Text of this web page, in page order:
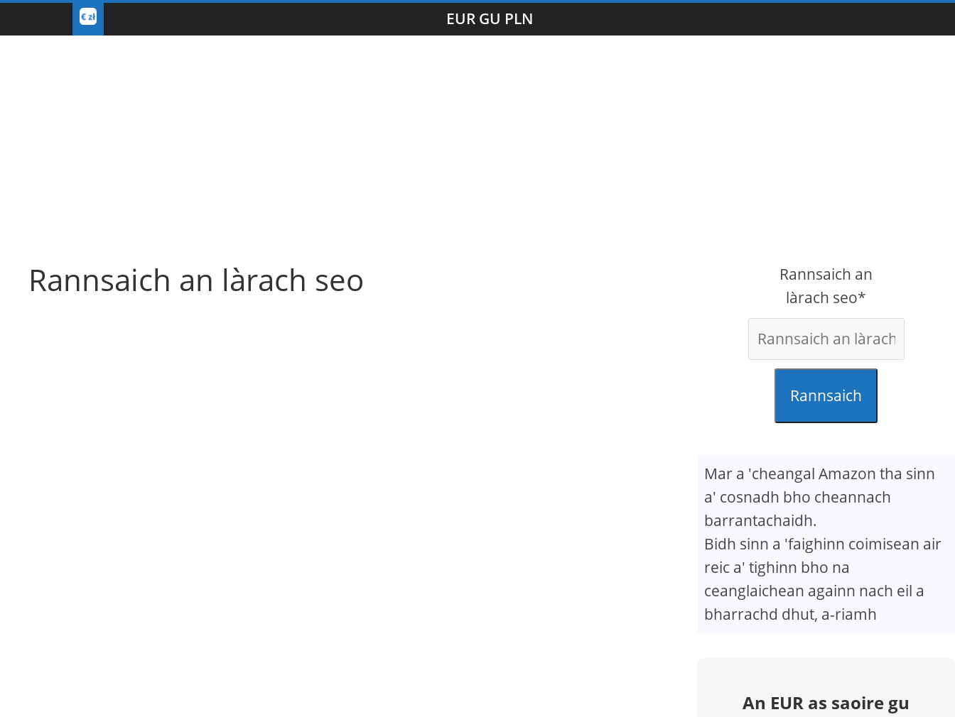
EUR GU PLN
Rannsaich an làrach seo
Rannsaich an
làrach seo*
Rannsaich
Mar a 'cheangal Amazon tha sinn
a' cosnadh bho cheannach
barrantachaidh.
Bidh sinn a 'faighinn coimisean air
reic a' tighinn bho na
ceanglaichean againn nach eil a
bharrachd dhut, a-riamh
An EUR as saoire gu